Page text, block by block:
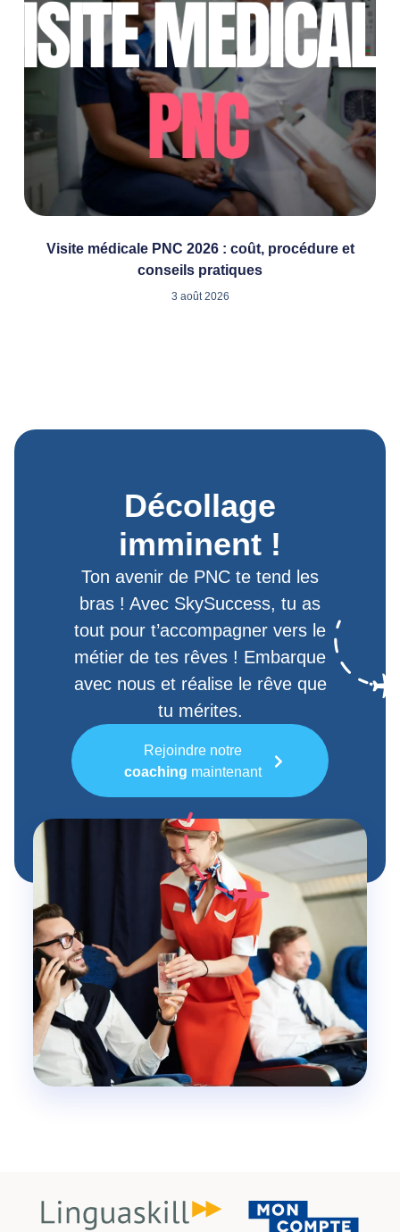
Visite médicale PNC 2026 : coût, procédure et
conseils pratiques
3 août 2026
Décollage
imminent !
Ton avenir de PNC te tend les
bras ! Avec SkySuccess, tu as
tout pour t’accompagner vers le
métier de tes rêves ! Embarque
avec nous et réalise le rêve que
tu mérites.
Rejoindre notre
coaching maintenant